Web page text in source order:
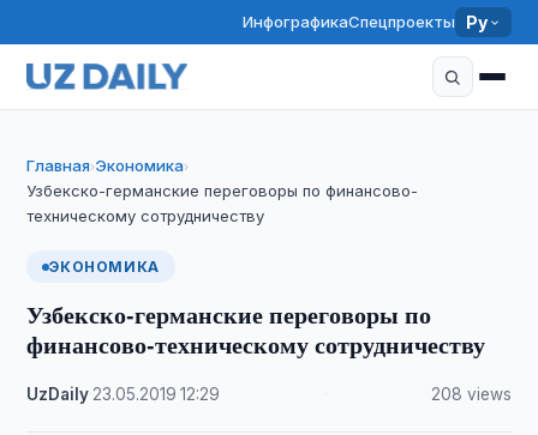
ИнфографикаСпецпроекты Ру
Главная›Экономика›
Узбекско-германские переговоры по финансово-
техническому сотрудничеству
ЭКОНОМИКА
Узбекско-германские переговоры по
финансово-техническому сотрудничеству
UzDaily 23.05.2019 ·12:29 208 views